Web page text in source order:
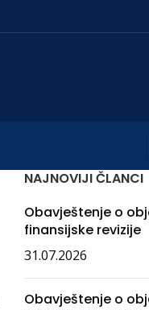
NAJNOVIJI ČLANCI
Obavještenje o
finansijske revizije
31.07.2026
Obavještenje o